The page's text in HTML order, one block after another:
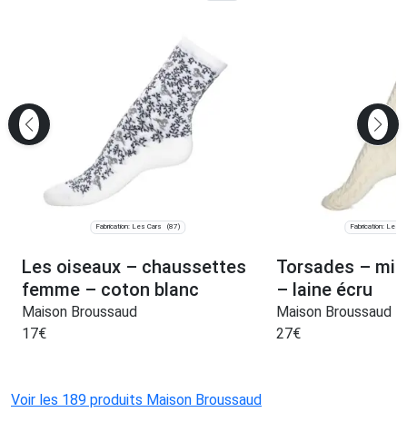
Fabrication: Les Cars (87)
Les oiseaux – chaussettes
femme – coton blanc
Maison Broussaud
17€
Fabrication: Les
Torsades –
– laine écru
Maison Broussaud
27€
Voir les 189 produits Maison Broussaud